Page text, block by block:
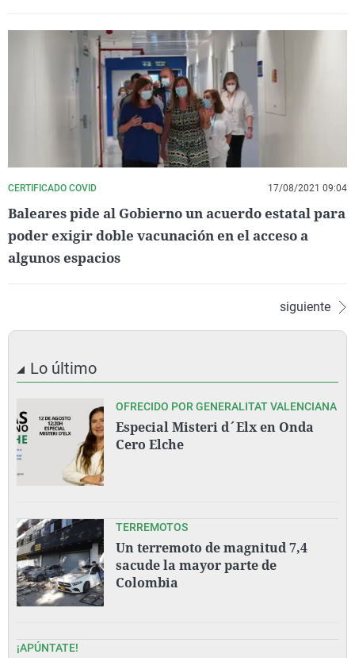
CERTIFICADO COVID 17/08/2021 09:04
Baleares pide al Gobierno un acuerdo estatal para
poder exigir doble vacunación en el acceso a
algunos espacios
siguiente
Lo último
OFRECIDO POR GENERALITAT VALENCIANA
Especial Misteri d´Elx en Onda
Cero Elche
TERREMOTOS
Un terremoto de magnitud 7,4
sacude la mayor parte de
Colombia
¡APÚNTATE!